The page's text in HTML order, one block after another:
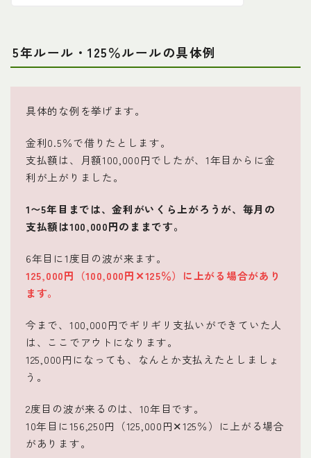
Follow Me
5年ルール・125％ルールの具体例
具体的な例を挙げます。
金利0.5％で借りたとします。
支払額は、月額100,000円でしたが、1年目からに金
利が上がりました。
1〜5年目までは、金利がいくら上がろうが、毎月の
支払額は100,000円のままです。
6年目に1度目の波が来ます。
125,000円（100,000円✕125％）に上がる場合があり
ます。
今まで、100,000円でギリギリ支払いができていた人
は、ここでアウトになります。
125,000円になっても、なんとか支払えたとしましょ
う。
2度目の波が来るのは、10年目です。
10年目に156,250円（125,000円✕125％）に上がる場合
があります。